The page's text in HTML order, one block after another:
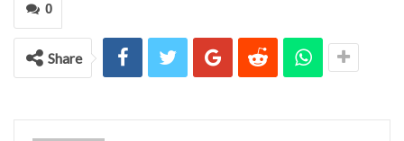
0
Share